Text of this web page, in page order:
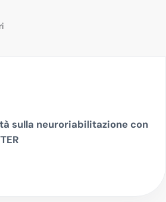
sulla neuroriabilitazione con